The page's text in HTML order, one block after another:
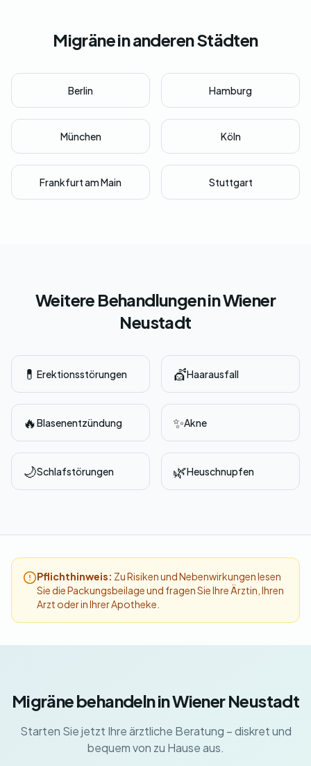
Migräne in anderen Städten
Berlin Hamburg
München Köln
Frankfurt am Main Stuttgart
Weitere Behandlungen in Wiener
Neustadt
💊 Erektionsstörungen 💇Haarausfall
🔥Blasenentzündung ✨Akne
🌙Schlafstörungen 🌿Heuschnupfen
Pflichthinweis: Zu Risiken und Nebenwirkungen lesen
Sie die Packungsbeilage und fragen Sie Ihre Ärztin, Ihren
Arzt oder in Ihrer Apotheke.
Migräne behandeln in Wiener Neustadt
Starten Sie jetzt Ihre ärztliche Beratung – diskret und
bequem von zu Hause aus.